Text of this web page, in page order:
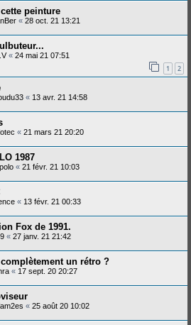
peinture
« 28 oct. 21 13:21
« 24 mai 21 07:51
1 2
« 13 avr. 21 14:58
« 21 mars 21 20:20
1987
« 21 févr. 21 10:03
« 13 févr. 21 00:33
Fox de 1991.
« 27 janv. 21 21:42
un rétro ?
« 17 sept. 20 20:27
« 25 août 20 10:02